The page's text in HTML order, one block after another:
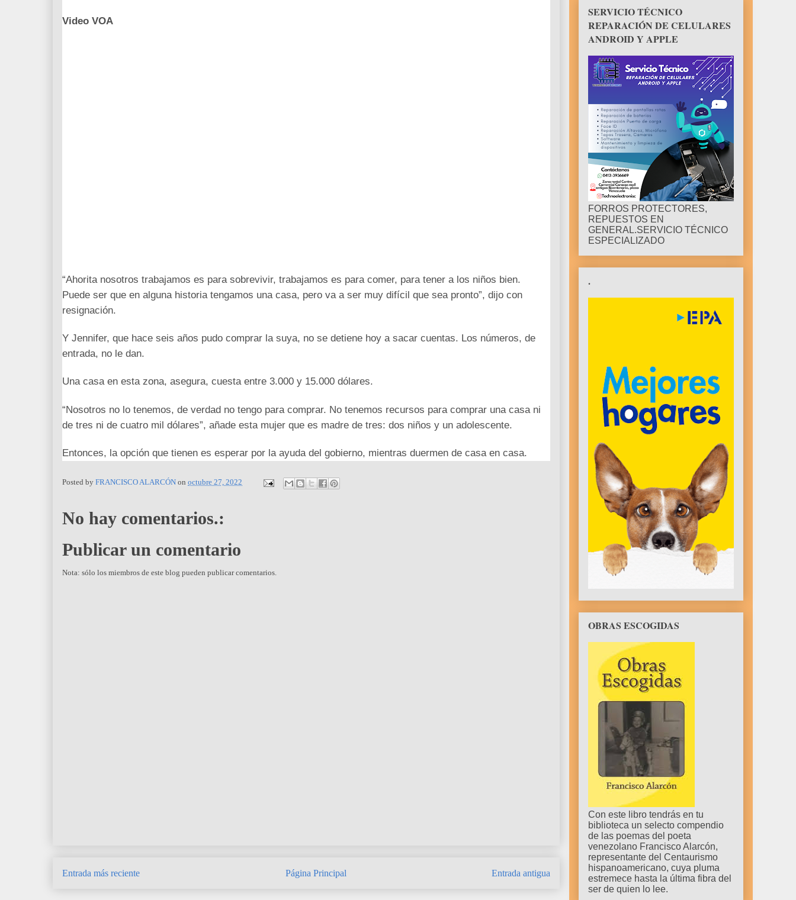
Video VOA
“Ahorita nosotros trabajamos es para sobrevivir, trabajamos es para comer, para tener a los niños bien.
Puede ser que en alguna historia tengamos una casa, pero va a ser muy difícil que sea pronto”, dijo con
resignación.
Y Jennifer, que hace seis años pudo comprar la suya, no se detiene hoy a sacar cuentas. Los números, de
entrada, no le dan.
Una casa en esta zona, asegura, cuesta entre 3.000 y 15.000 dólares.
“Nosotros no lo tenemos, de verdad no tengo para comprar. No tenemos recursos para comprar una casa ni
de tres ni de cuatro mil dólares”, añade esta mujer que es madre de tres: dos niños y un adolescente.
Entonces, la opción que tienen es esperar por la ayuda del gobierno, mientras duermen de casa en casa.
Posted by FRANCISCO ALARCÓN on octubre 27, 2022
No hay comentarios.:
Publicar un comentario
Nota: sólo los miembros de este blog pueden publicar comentarios.
Entrada más reciente Entrada antigua
Página Principal
SERVICIO TÉCNICO
REPARACIÓN DE CELULARES
ANDROID Y APPLE
FORROS PROTECTORES,
REPUESTOS EN
GENERAL.SERVICIO TÉCNICO
ESPECIALIZADO
.
OBRAS ESCOGIDAS
Con este libro tendrás en tu
biblioteca un selecto compendio
de las poemas del poeta
venezolano Francisco Alarcón,
representante del Centaurismo
hispanoamericano, cuya pluma
estremece hasta la última fibra del
ser de quien lo lee.